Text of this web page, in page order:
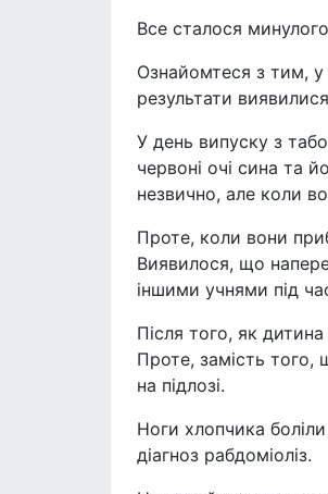
Все сталося
Ознайомтеся з тим,
результати
У день випуску з
червоні очі сина та
незвично, але коли
Проте, коли вони
Виявилося, що
іншими учнями під
Після того, як
Проте, замість того,
на підлозі.
Ноги хлопчика
діагноз рабдоміоліз.